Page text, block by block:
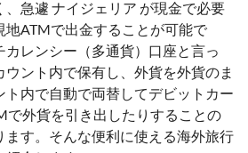
急遽 ナイジェリア が現金で必要
地ATMで出金することが可能で
レンシー（多通貨）口座と言っ
ント内で保有し、外貨を外貨のま
ト内で自動で両替してデビットカー
で外貨を引き出したりすることの
ます。そんな便利に使える海外旅行